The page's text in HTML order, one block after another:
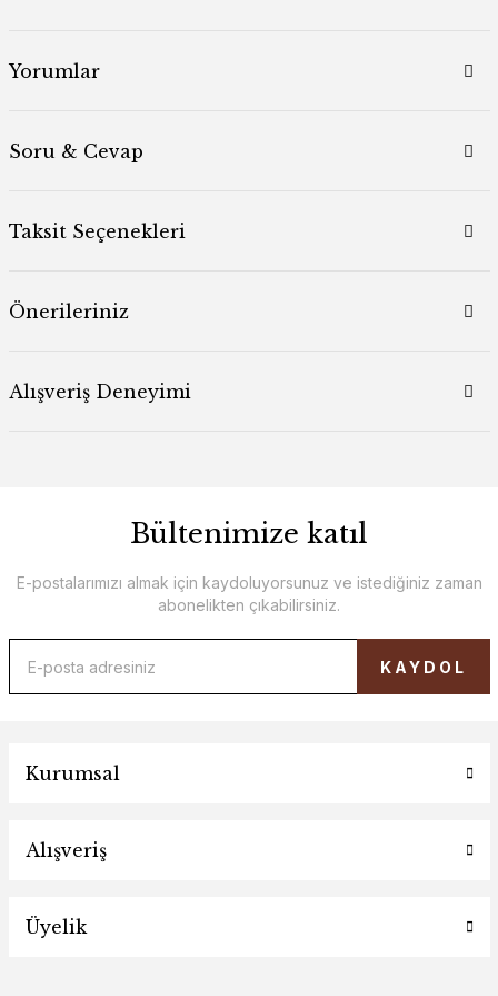
Yorumlar
Soru & Cevap
Taksit Seçenekleri
Önerileriniz
Alışveriş Deneyimi
Bültenimize katıl
E-postalarımızı almak için kaydoluyorsunuz ve istediğiniz zaman
abonelikten çıkabilirsiniz.
KAYDOL
Kurumsal
Alışveriş
Üyelik